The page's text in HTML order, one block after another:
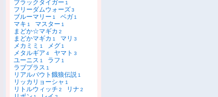
ブラックタイガー 1
フリーダムウォーズ3
ブルーマリー 1 ベガ 1
マキ 1 マスター 1
まどか☆マギカ 2
まどかマギカ 1 マリ 3
メカミミ 1 メグ 1
メタルギア 4 ヤマト 3
ユーニス 1 ラフ 1
ラブプラス 1
リアルバウト餓狼伝説 1
リッカリョーシャ 1
リトルウィッチ 2 リナ 2